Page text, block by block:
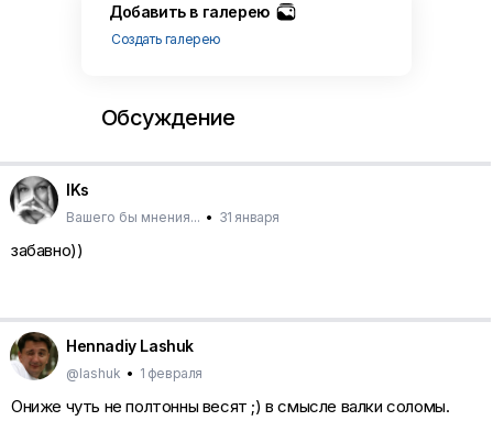
Добавить в галерею
Создать галерею
Обсуждение
IKs
Вашего бы мнения... • 31 января
забавно))
Hennadiy Lashuk
@lashuk • 1 февраля
Ониже чуть не полтонны весят ;) в смысле валки соломы.